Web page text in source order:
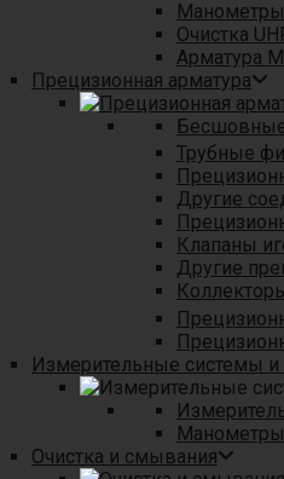
Очистка
Арматура
Прецизионная арматура
Трубные
Другие
Клапаны
Другие
Измерительные системы
Манометры
Очистка и смывания